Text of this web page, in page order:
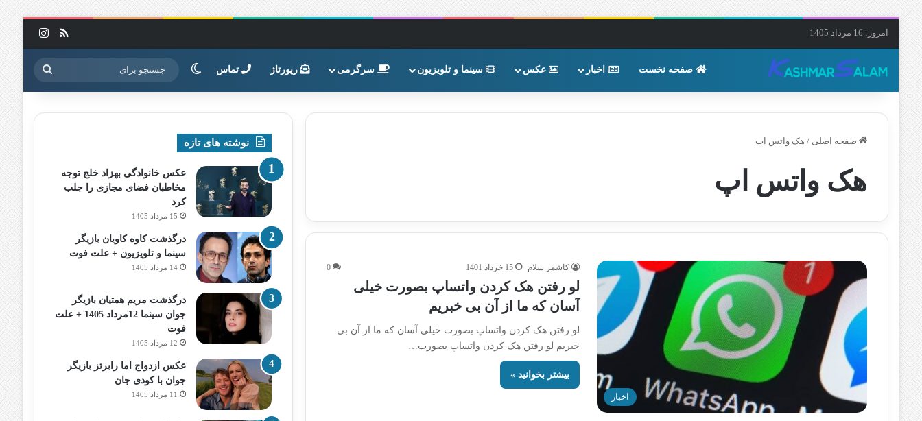
امروز: 16 مرداد 1405 خوراک
صفحه نخست اخبار عکس سینما و تلویزیون سرگرمی رپورتاژ تماس تغییر پوسته جستجو
برای
صفحه اصلی / هک واتس‌ اپ
هک واتس‌ اپ
اخبار
کاشمر سلام 15 خرداد 1401 0
لو رفتن هک کردن واتساپ بصورت خیلی
آسان که ما از آن بی خبریم
لو رفتن هک کردن واتساپ بصورت خیلی آسان که ما از آن بی
خبریم لو رفتن هک کردن واتساپ بصورت…
بیشتر بخوانید »
نوشته های تازه
عکس خانوادگی بهزاد خلج توجه
مخاطبان فضای مجازی را جلب
کرد
15 مرداد 1405
درگذشت کاوه کاویان بازیگر
سینما و تلویزیون + علت فوت
14 مرداد 1405
درگذشت مریم همتیان بازیگر
جوان سینما 12مرداد 1405 + علت
فوت
12 مرداد 1405
عکس ازدواج اما رابرتز بازیگر
جوان با کودی جان
11 مرداد 1405